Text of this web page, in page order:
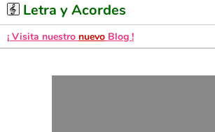
Letra y Acordes
¡ Visita nuestro nuevo Blog !